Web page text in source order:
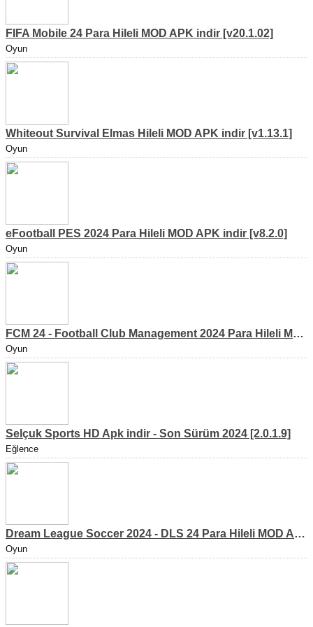
FIFA Mobile 24 Para Hileli MOD APK indir [v20.1.02]
Oyun
Whiteout Survival Elmas Hileli MOD APK indir [v1.13.1]
Oyun
eFootball PES 2024 Para Hileli MOD APK indir [v8.2.0]
Oyun
FCM 24 - Football Club Management 2024 Para Hileli MOD APK indir [v1.0.4]
Oyun
Selçuk Sports HD Apk indir - Son Sürüm 2024 [2.0.1.9]
Eğlence
Dream League Soccer 2024 - DLS 24 Para Hileli MOD APK indir [v11.050]
Oyun